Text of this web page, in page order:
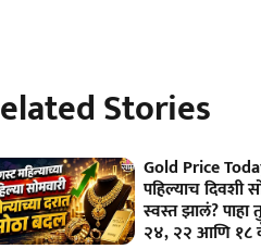
Stories
Gold Price
पहिल्याच दिवशी
स्वस्त झालं? पाहा
२४, २२ आणि